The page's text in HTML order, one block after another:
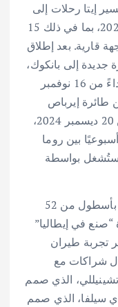
إيتا رحلات إلى
53 وجهة خلال موسم الشتاء 2024/2025، بما في ذلك 15
و23 وجهة دولية، و15 وجهة قارية. بعد إطلاق
جديدة إلى بانكوك،
مما يمثل ظهورها الأول في تايلاند، ابتداءً من 16 نوفمبر
إيرباص
A330neo. بالإضافة إلى ذلك، بدءًا من 20 ديسمبر 2024،
بين روما
ستُشغل بواسطة
بدأت إيتا عملياتها في 15 أكتوبر 2021 بأسطول من 52
في إيطاليا”
تجربة طيران
شراكات مع
الذي صمم
سيلفا، الذي صمم